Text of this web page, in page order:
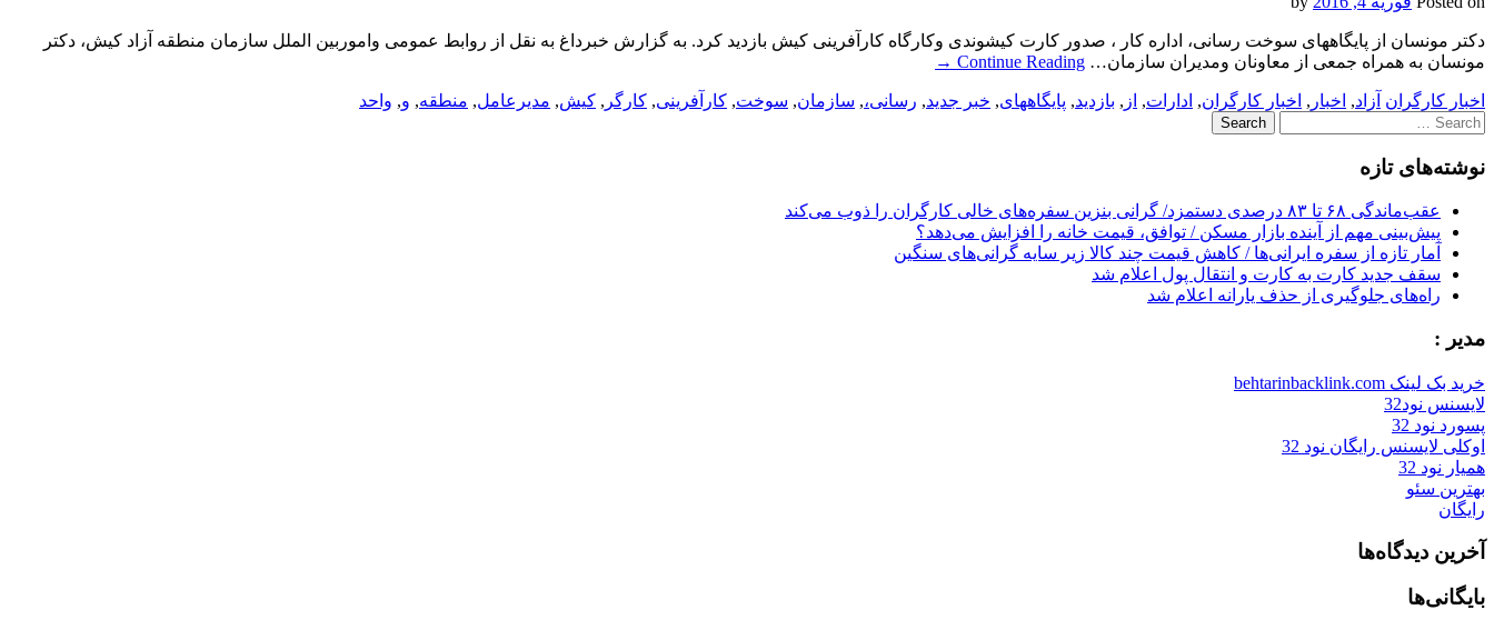
دکتر مونسان از پایگاههای سوخت رسانی، اداره کار ، صدور کارت کیشوندی وکارگاه کارآفرینی کیش بازدید کرد. به گزارش خبرداغ به نقل از روابط عمومی واموربین الملل سازمان منطقه آزاد کیش، دکتر
مونسان به همراه جمعی از معاونان ومدیران سازمان… Continue Reading
→
اخبار کارگران آزاد, اخبار , اخبار کارگران, ادارات, از , بازدید, پایگاههای, خبر جدید, رسانی،, سازمان, سوخت, کارآفرینی, کارگر , کیش, مدیرعامل, منطقه, و, واحد
Search
for:
نوشته‌های تازه
عقب‌ماندگی ۶۸ تا ۸۳ درصدی دستمزد/ گرانی بنزین سفره‌های خالی کارگران را ذوب می‌کند
پیش‌بینی مهم از آینده بازار مسکن / توافق، قیمت خانه را افزایش می‌دهد؟
آمار تازه از سفره ایرانی‌ها / کاهش قیمت چند کالا زیر سایه گرانی‌های سنگین
سقف جدید کارت به کارت و انتقال پول اعلام شد
راه‌های جلوگیری از حذف یارانه اعلام شد
مدیر :
خرید بک لینک behtarinbacklink.com
لایسنس نود32
پسورد نود 32
اوکلی لایسنس رایگان نود 32
همیار نود 32
بهترین سئو
رایگان
آخرین دیدگاه‌ها
بایگانی‌ها